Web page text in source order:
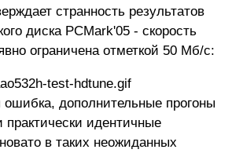
странность результатов
диска PCMark'05 - скорость
ограничена отметкой 50 Мб/с:
дополнительные прогоны
практически идентичные
в таких неожиданных